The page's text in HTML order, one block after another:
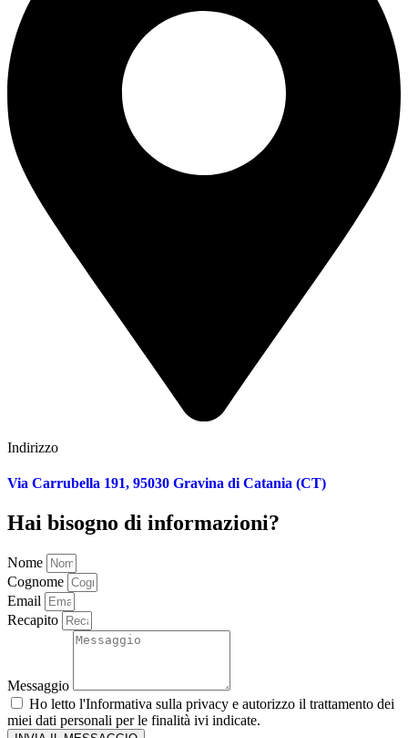
Indirizzo
Via Carrubella 191, 95030 Gravina di Catania (CT)
Hai bisogno di informazioni?
Nome
Cognome
Email
Recapito
Messaggio
Ho letto l'Informativa sulla privacy e autorizzo il trattamento dei
miei dati personali per le finalità ivi indicate.